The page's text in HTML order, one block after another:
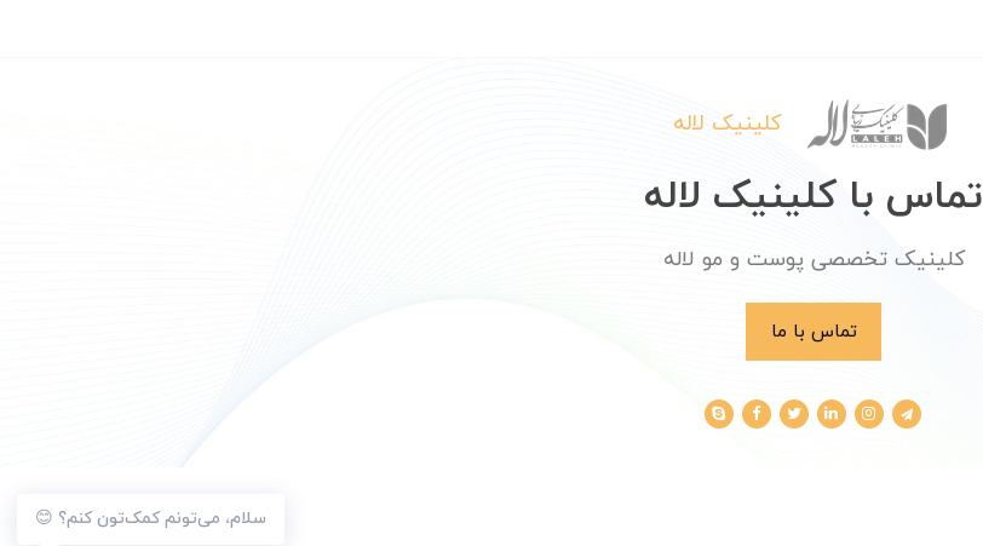
سلام، می‌تونم کمک‌تون کنم؟ 😊
کلینیک لاله
تماس با کلینیک لاله
کلینیک تخصصی پوست و مو لاله
تماس با ما